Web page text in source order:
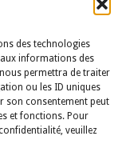
des technologies
informations des
permettra de traiter
ou les ID uniques
son consentement peut
et fonctions. Pour
veuillez